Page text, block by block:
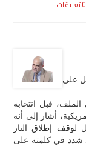
0 تعليقات
على
قبل انتخابه
أشار إلى أنه
إطلاق النار
شدد في كلمته على